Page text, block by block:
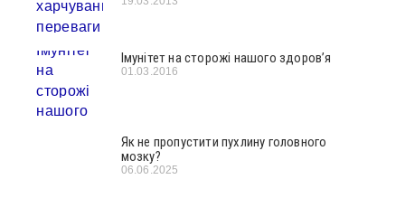
Імунітет на сторожі нашого здоров’я
01.03.2016
Як не пропустити пухлину головного
мозку?
06.06.2025